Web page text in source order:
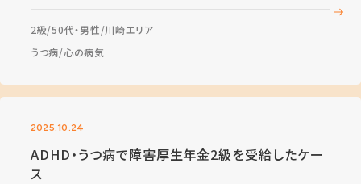
2級 50代・男性 川崎エリア
うつ病 心の病気
2025.10.24
ADHD・うつ病で障害厚生年金2級を受給したケー
ス